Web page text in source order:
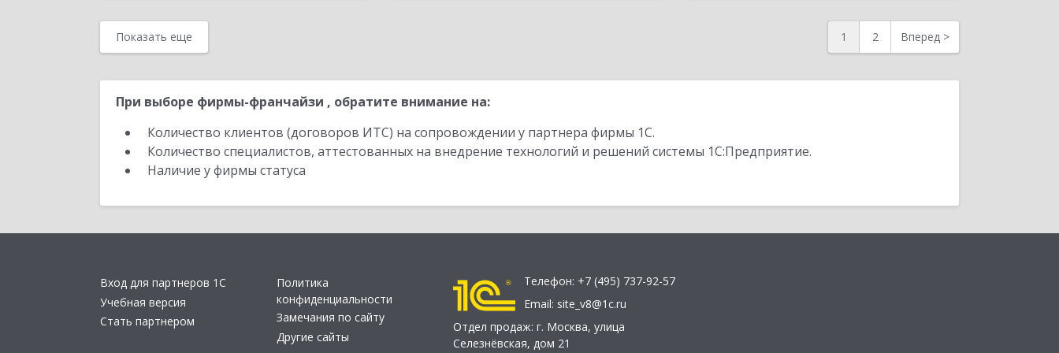
Показать еще 1 2 Вперед >
При выборе фирмы-франчайзи , обратите внимание на:
Количество клиентов (договоров ИТС) на сопровождении у партнера фирмы 1С.
Количество специалистов, аттестованных на внедрение технологий и решений системы 1С:Предприятие.
Наличие у фирмы статуса
Вход для партнеров 1С
Учебная версия
Стать партнером
Политика
конфиденциальности
Замечания по сайту
Другие сайты
Телефон: +7 (495) 737-92-57
Email: site_v8@1c.ru
Отдел продаж: г. Москва, улица
Селезнёвская, дом 21